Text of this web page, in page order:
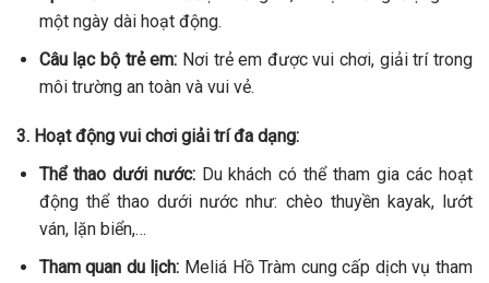
một ngày dài hoạt động.
Câu lạc bộ trẻ em: Nơi trẻ em được vui chơi, giải trí trong
môi trường an toàn và vui vẻ.
3. Hoạt động vui chơi giải trí đa dạng:
Thể thao dưới nước:Du khách có thể tham gia các hoạt
động thể thao dưới nước như: chèo thuyền kayak, lướt
ván, lặn biển,…
Tham quan du lịch: Meliá Hồ Tràm cung cấp dịch vụ tham